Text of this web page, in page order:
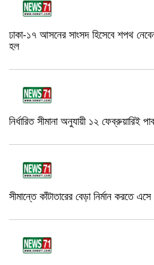
ঢাকা-১৭ আসনের সাংসদ হিসেবে শপথ
হল
নির্ধারিত সীমানা অনুযায়ী ১২ ফেব্রুয়ারিই
সীমান্তে কাঁটাতারের বেড়া নির্মান করতে